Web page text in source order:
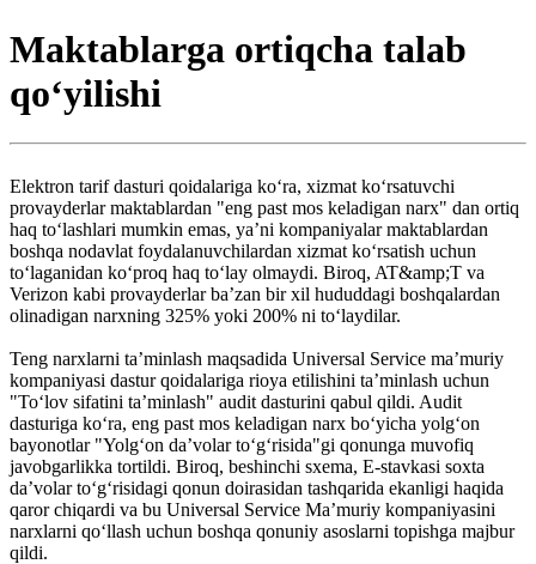
Maktablarga ortiqcha talab
qoʻyilishi
Elektron tarif dasturi qoidalariga koʻra, xizmat koʻrsatuvchi
provayderlar maktablardan "eng past mos keladigan narx" dan ortiq
haq toʻlashlari mumkin emas, yaʼni kompaniyalar maktablardan
boshqa nodavlat foydalanuvchilardan xizmat koʻrsatish uchun
toʻlaganidan koʻproq haq toʻlay olmaydi. Biroq, AT&amp;T va
Verizon kabi provayderlar baʼzan bir xil hududdagi boshqalardan
olinadigan narxning 325% yoki 200% ni toʻlaydilar.
Teng narxlarni taʼminlash maqsadida Universal Service maʼmuriy
kompaniyasi dastur qoidalariga rioya etilishini taʼminlash uchun
"Toʻlov sifatini taʼminlash" audit dasturini qabul qildi. Audit
dasturiga koʻra, eng past mos keladigan narx boʻyicha yolgʻon
bayonotlar "Yolgʻon daʼvolar toʻgʻrisida"gi qonunga muvofiq
javobgarlikka tortildi. Biroq, beshinchi sxema, E-stavkasi soxta
daʼvolar toʻgʻrisidagi qonun doirasidan tashqarida ekanligi haqida
qaror chiqardi va bu Universal Service Maʼmuriy kompaniyasini
narxlarni qoʻllash uchun boshqa qonuniy asoslarni topishga majbur
qildi.